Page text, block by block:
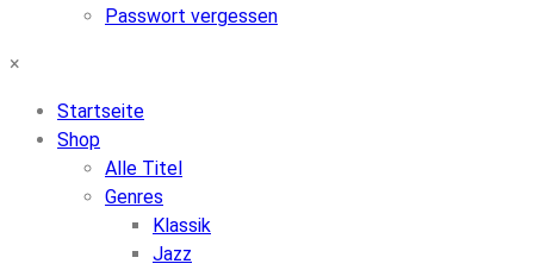
Passwort vergessen
×
Startseite
Shop
Alle Titel
Genres
Klassik
Jazz